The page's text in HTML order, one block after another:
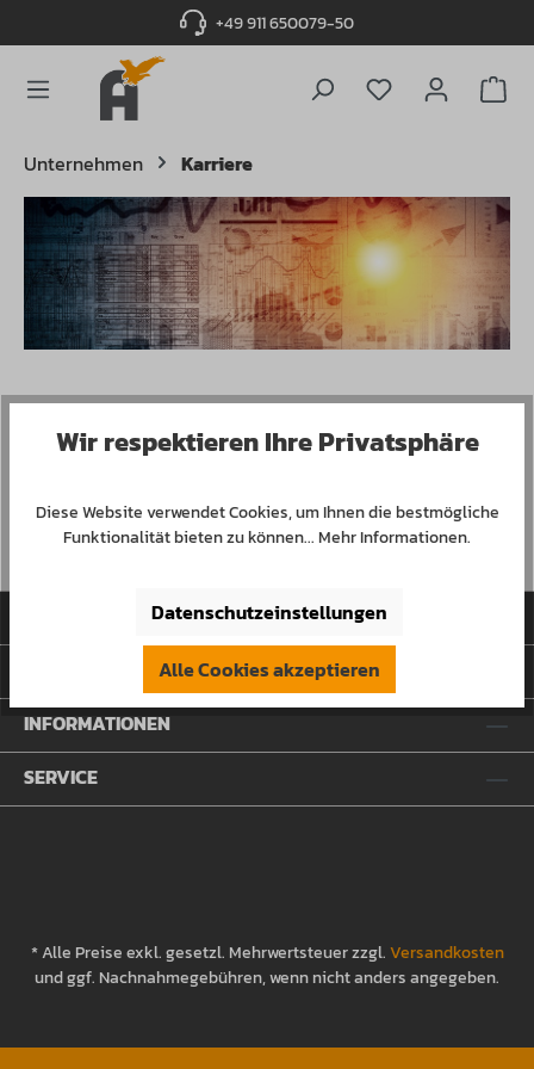
+49 911 650079-50
Du hast 0
Unternehmen Karriere
Momentan sind alle Stellen besetzt.
INFORMATIONEN
SERVICE
* Alle Preise exkl. gesetzl. Mehrwertsteuer zzgl.Versandkosten
und ggf. Nachnahmegebühren, wenn nicht anders angegeben.
Wir respektieren Ihre Privatsphäre
Diese Website verwendet Cookies, um Ihnen die bestmögliche
Funktionalität bieten zu können...Mehr Informationen.
Datenschutzeinstellungen
Alle Cookies akzeptieren